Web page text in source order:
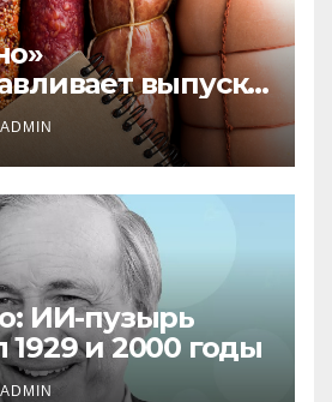
выпуск
ADMIN
ИИ-пузырь
и 2000 годы
ADMIN